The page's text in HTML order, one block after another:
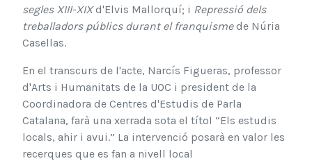
segles XIII-XIXd'Elvis Mallorquí; i Repressiódels
treballadors públics durant el franquismede Núria
Casellas.
En el transcurs de l'acte, Narcís Figueras, professor
d'Arts i Humanitats de la UOC i president de la
Coordinadora de Centres d'Estudis de Parla
Catalana, farà una xerrada sota el títol “Els estudis
locals, ahir i avui.” La intervenció posarà en valor les
recerques que es fan a nivell local